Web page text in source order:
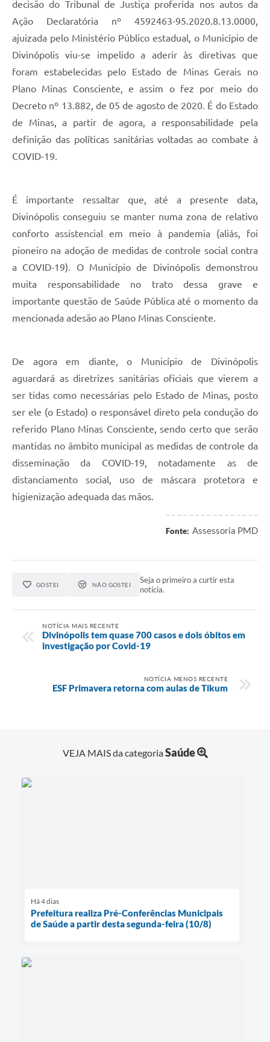
decisão do Tribunal de Justiça proferida nos autos da
Ação Declaratória nº 4592463-95.2020.8.13.0000,
ajuizada pelo Ministério Público estadual, o Município de
Divinópolis viu-se impelido a aderir às diretivas que
foram estabelecidas pelo Estado de Minas Gerais no
Plano Minas Consciente, e assim o fez por meio do
Decreto nº 13.882, de 05 de agosto de 2020. É do Estado
de Minas, a partir de agora, a responsabilidade pela
definição das políticas sanitárias voltadas ao combate à
COVID-19.
É importante ressaltar que, até a presente data,
Divinópolis conseguiu se manter numa zona de relativo
conforto assistencial em meio à pandemia (aliás, foi
pioneiro na adoção de medidas de controle social contra
a COVID-19). O Município de Divinópolis demonstrou
muita responsabilidade no trato dessa grave e
importante questão de Saúde Pública até o momento da
mencionada adesão ao Plano Minas Consciente.
De agora em diante, o Município de Divinópolis
aguardará as diretrizes sanitárias oficiais que vierem a
ser tidas como necessárias pelo Estado de Minas, posto
ser ele (o Estado) o responsável direto pela condução do
referido Plano Minas Consciente, sendo certo que serão
mantidas no âmbito municipal as medidas de controle da
disseminação da COVID-19, notadamente as de
distanciamento social, uso de máscara protetora e
higienização adequada das mãos.
Fonte: Assessoria PMD
GOSTEI NÃO GOSTEI
Seja o primeiro a curtir esta
notícia.
NOTÍCIA MAIS RECENTE
Divinópolis tem quase 700 casos e dois óbitos em
investigação por Covid-19
NOTÍCIA MENOS RECENTE
ESF Primavera retorna com aulas de Tikum
VEJA MAIS da categoriaSaúde
Há 4 dias
Prefeitura realiza Pré-Conferências Municipais
de Saúde a partir desta segunda-feira (10/8)